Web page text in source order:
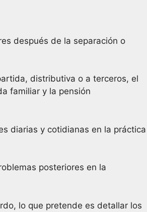
después de la separación o
distributiva o a terceros, el
familiar y la pensión
diarias y cotidianas en la práctica
posteriores en la
lo que pretende es detallar los